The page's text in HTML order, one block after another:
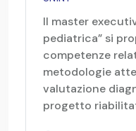
Il master
pediatrica” si
competenze
metodologie
valutazione
progetto